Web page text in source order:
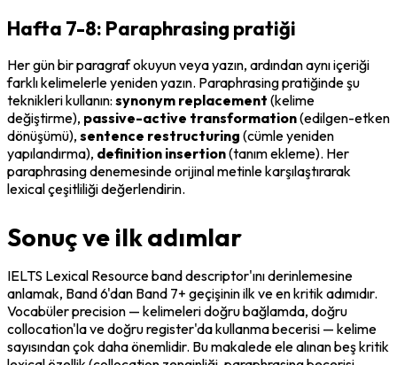
Hafta 7-8: Paraphrasing pratiği
Her gün bir paragraf okuyun veya yazın, ardından aynı içeriği
farklı kelimelerle yeniden yazın. Paraphrasing pratiğinde şu
teknikleri kullanın: synonym replacement (kelime
değiştirme), passive-active transformation (edilgen-etken
dönüşümü), sentence restructuring (cümle yeniden
yapılandırma), definition insertion (tanım ekleme). Her
paraphrasing denemesinde orijinal metinle karşılaştırarak
lexical çeşitliliği değerlendirin.
Sonuç ve ilk adımlar
IELTS Lexical Resource band descriptor'ını derinlemesine
anlamak, Band 6'dan Band 7+ geçişinin ilk ve en kritik adımıdır.
Vocabüler precision — kelimeleri doğru bağlamda, doğru
collocation'la ve doğru register'da kullanma becerisi — kelime
sayısından çok daha önemlidir. Bu makalede ele alınan beş kritik